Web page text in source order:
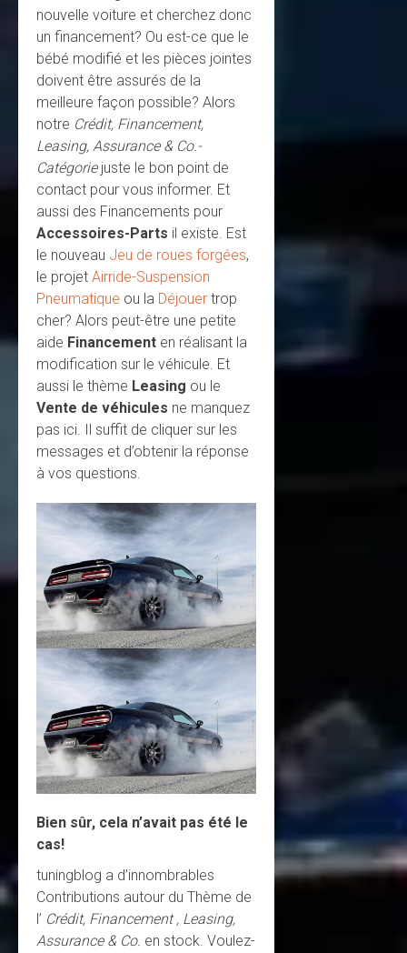
nouvelle voiture et cherchez donc
un financement? Ou est-ce que le
bébé modifié et les pièces jointes
doivent être assurés de la
meilleure façon possible? Alors
notre Crédit, Financement,
Leasing, Assurance & Co.-
Catégorie juste le bon point de
contact pour vous informer. Et
aussi des Financements pour
Accessoires-Parts il existe. Est
le nouveau Jeu de roues forgées,
le projet Airride-Suspension
Pneumatique ou la Déjouer trop
cher? Alors peut-être une petite
aide Financement en réalisant la
modification sur le véhicule. Et
aussi le thème Leasing ou le
Vente de véhicules ne manquez
pas ici. Il suffit de cliquer sur les
messages et d’obtenir la réponse
à vos questions.
Bien sûr, cela n’avait pas été le
cas!
tuningblog a d’innombrables
Contributions autour du Thème de
l’ Crédit, Financement , Leasing,
Assurance & Co. en stock. Voulez-